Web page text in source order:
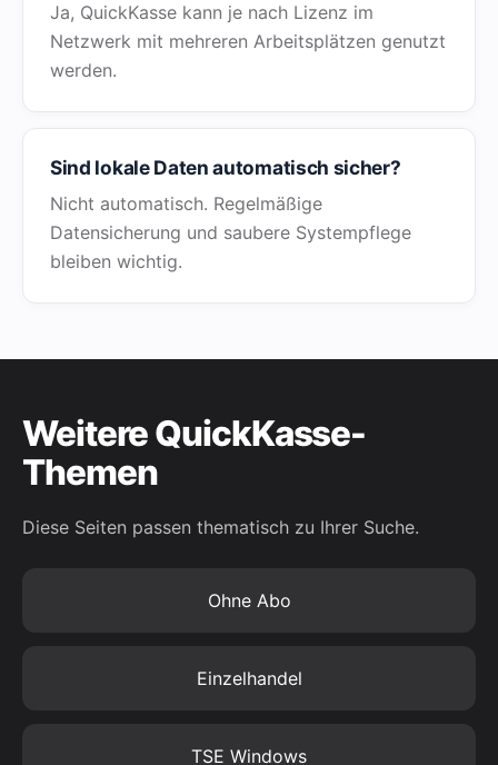
Ja, QuickKasse kann je nach Lizenz im
Netzwerk mit mehreren Arbeitsplätzen genutzt
werden.
Sind lokale Daten automatisch sicher?
Nicht automatisch. Regelmäßige
Datensicherung und saubere Systempflege
bleiben wichtig.
Weitere QuickKasse-
Themen
Diese Seiten passen thematisch zu Ihrer Suche.
Ohne Abo
Einzelhandel
TSE Windows